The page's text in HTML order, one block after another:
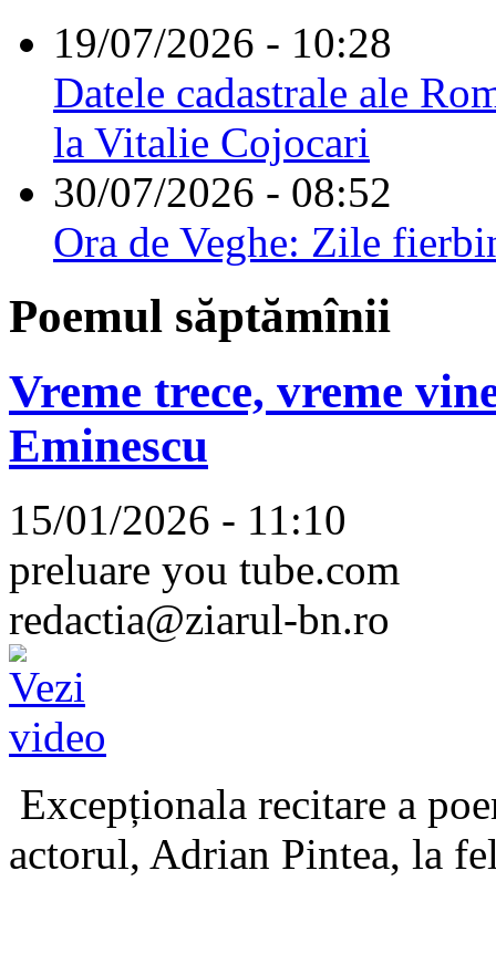
19/07/2026 - 10:28
Datele cadastrale ale
la Vitalie Cojocari
30/07/2026 - 08:52
Ora de Veghe: Zile
Poemul săptămînii
Vreme trece, vreme
Eminescu
15/01/2026 - 11:10
preluare you tube.com
redactia@ziarul-bn.ro
Excepționala recitare a
actorul, Adrian Pintea, la